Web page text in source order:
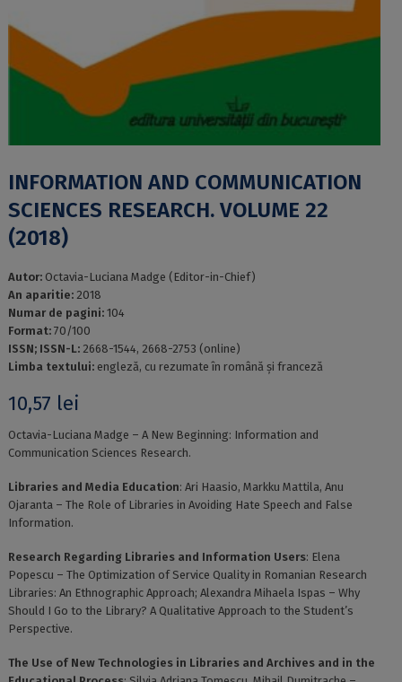
INFORMATION AND COMMUNICATION
SCIENCES RESEARCH. VOLUME 22
(2018)
Autor: Octavia-Luciana Madge (Editor-in-Chief)
An aparitie: 2018
Numar de pagini: 104
Format: 70/100
ISSN; ISSN-L: 2668-1544, 2668-2753 (online)
Limba textului: engleză, cu rezumate în română și franceză
10,57 lei
Octavia-Luciana Madge – A New Beginning: Information and
Communication Sciences Research.
Libraries and Media Education: Ari Haasio, Markku Mattila, Anu
Ojaranta – The Role of Libraries in Avoiding Hate Speech and False
Information.
Research Regarding Libraries and Information Users: Elena
Popescu – The Optimization of Service Quality in Romanian Research
Libraries: An Ethnographic Approach; Alexandra Mihaela Ispas – Why
Should I Go to the Library? A Qualitative Approach to the Student’s
Perspective.
The Use of New Technologies in Libraries and Archives and in the